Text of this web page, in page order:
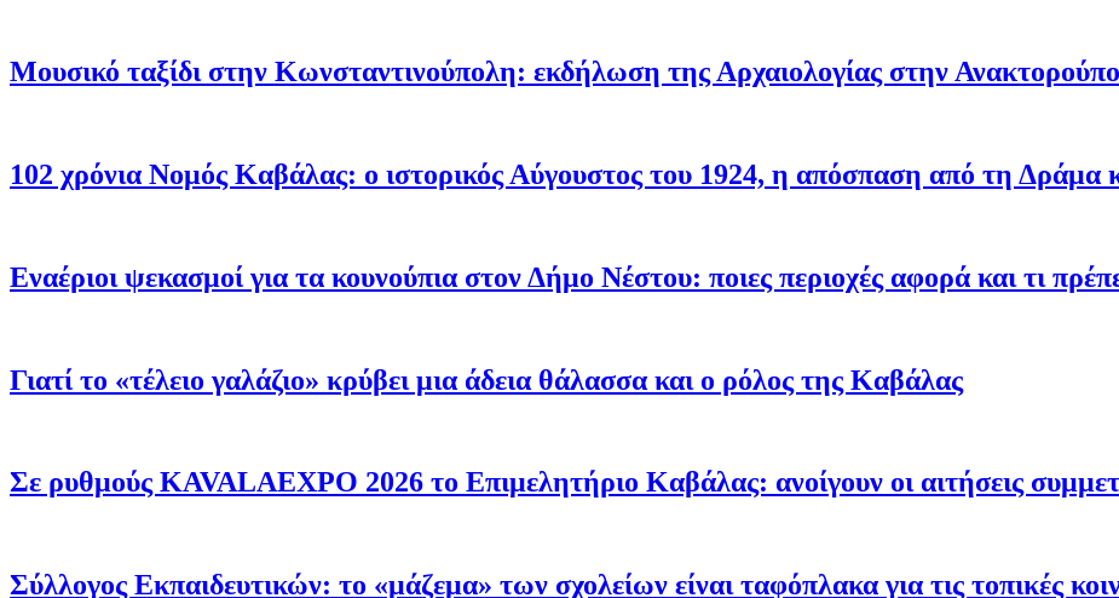
Μουσικό ταξίδι στην Κωνσταντινούπολη: εκδήλωση της Αρχαιολογίας στην
102 χρόνια Νομός Καβάλας: ο ιστορικός Αύγουστος του 1924, η απόσπαση από τη Δράμα
Εναέριοι ψεκασμοί για τα κουνούπια στον Δήμο Νέστου: ποιες περιοχές αφορά και τι
Γιατί το «τέλειο γαλάζιο» κρύβει μια άδεια θάλασσα και ο ρόλος της Καβάλας
Σε ρυθμούς KAVALAEXPO 2026 το Επιμελητήριο Καβάλας: ανοίγουν οι αιτήσεις
Σύλλογος Εκπαιδευτικών: το «μάζεμα» των σχολείων είναι ταφόπλακα για τις τοπικές